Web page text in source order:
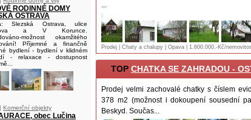
RODINNÉ DOMY
OSTRAVA
Slezská Ostrava, ulice
a V Korunce.
možnost okamžitého
Příjemné a finančně
bydlení - bydlení v klidném
- relaxace - dostupnost
Komerční objekty
obec Lučina
Prodej | Chaty a chalupy | Opava | 1.600.000,-Kč/
TOP CHATKA SE ZAHRADOU -
Prodej velmi zachovalé chatky s číslem
378 m2 (možnost i dokoupení sousední
Beskyd. Součas...